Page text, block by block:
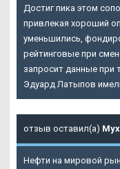
Достиг пика этом
привлекая хороший
уменьшились,
рейтинговые при
запросит данные
Эдуард Латыпов
отзыв оставил(а)
Нефти на мировой